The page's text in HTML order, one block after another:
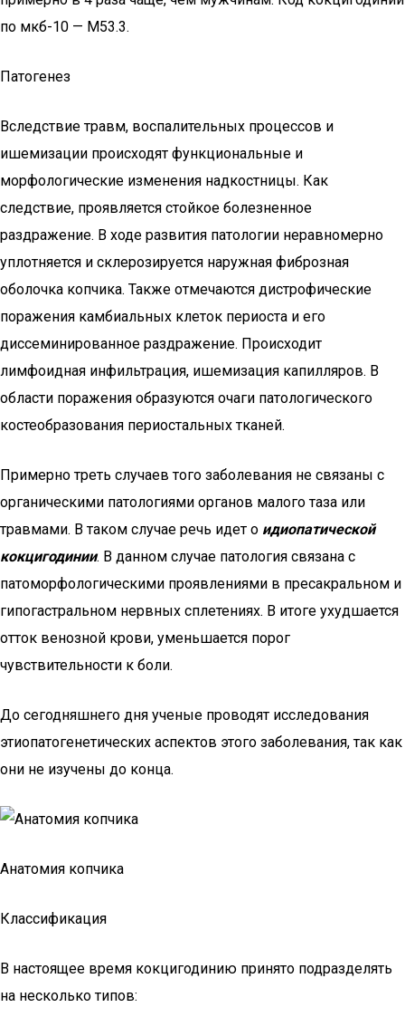
по мкб-10 — M53.3.
Патогенез
Вследствие травм, воспалительных процессов и
ишемизации происходят функциональные и
морфологические изменения надкостницы. Как
следствие, проявляется стойкое болезненное
раздражение. В ходе развития патологии неравномерно
уплотняется и склерозируется наружная фиброзная
оболочка копчика. Также отмечаются дистрофические
поражения камбиальных клеток периоста и его
диссеминированное раздражение. Происходит
лимфоидная инфильтрация, ишемизация капилляров. В
области поражения образуются очаги патологического
костеобразования периостальных тканей.
Примерно треть случаев того заболевания не связаны с
органическими патологиями органов малого таза или
травмами. В таком случае речь идет о идиопатической
кокцигодинии. В данном случае патология связана с
патоморфологическими проявлениями в пресакральном и
гипогастральном нервных сплетениях. В итоге ухудшается
отток венозной крови, уменьшается порог
чувствительности к боли.
До сегодняшнего дня ученые проводят исследования
этиопатогенетических аспектов этого заболевания, так как
они не изучены до конца.
Анатомия копчика
Классификация
В настоящее время кокцигодинию принято подразделять
на несколько типов: